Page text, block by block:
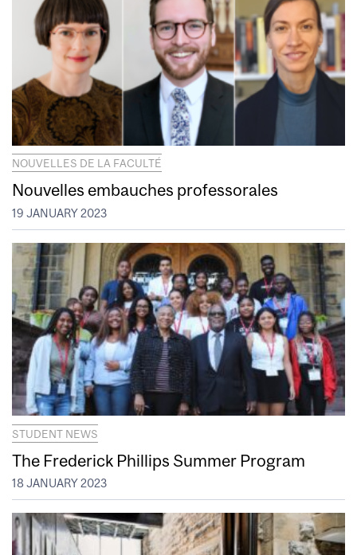
NOUVELLES DE LA FACULTÉ
Nouvelles embauches professorales
19 JANUARY 2023
STUDENT NEWS
The Frederick Phillips Summer Program
18 JANUARY 2023